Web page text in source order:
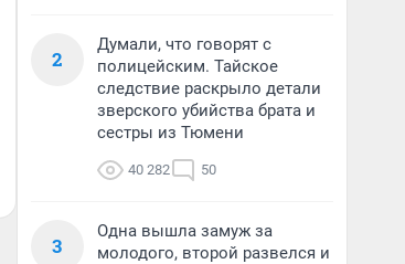
2
Думали, что говорят с
полицейским. Тайское
следствие раскрыло детали
зверского убийства брата и
сестры из Тюмени
40 282 50
3
Одна вышла замуж за
молодого, второй развелся и